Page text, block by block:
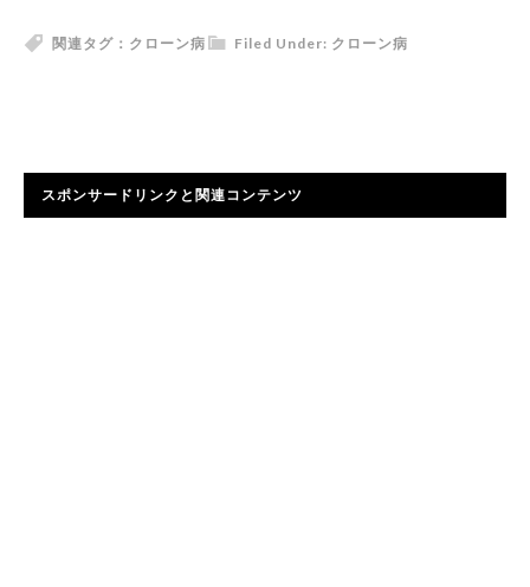
Filed Under: クローン病
関連タグ： クローン病
スポンサードリンクと関連コンテンツ